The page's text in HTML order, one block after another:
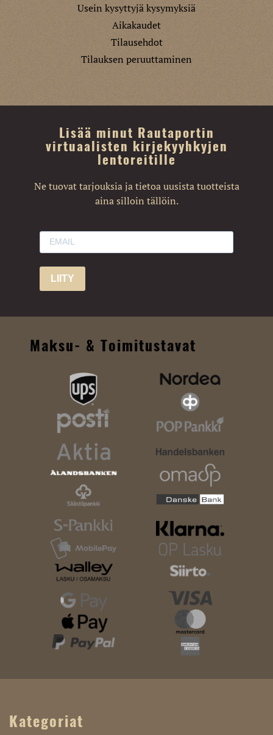
Usein kysyttyjä kysymyksiä
Aikakaudet
Tilausehdot
Tilauksen peruuttaminen
Lisää minut Rautaportin
virtuaalisten kirjekyyhkyjen
lentoreitille
Ne tuovat tarjouksia ja tietoa uusista tuotteista
aina silloin tällöin.
LIITY
Maksu- & Toimitustavat
Kategoriat